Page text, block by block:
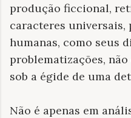
produção ficcional,
caracteres universais,
humanas, como seus
problematizações,
sob a égide de uma
Não é apenas em